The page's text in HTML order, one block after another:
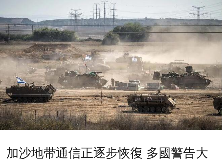
加沙地带通信正逐步恢復 多國警告大